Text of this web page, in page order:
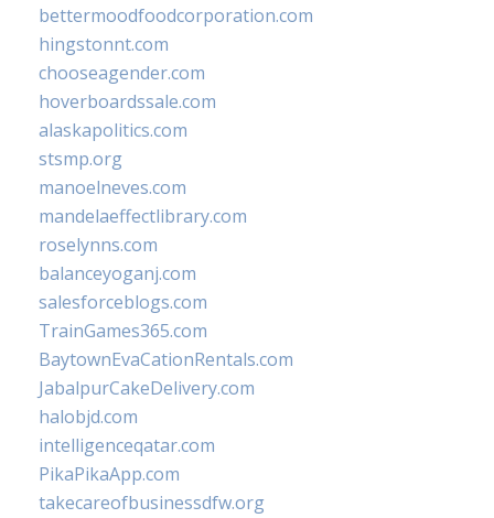
bettermoodfoodcorporation.com
hingstonnt.com
chooseagender.com
hoverboardssale.com
alaskapolitics.com
stsmp.org
manoelneves.com
mandelaeffectlibrary.com
roselynns.com
balanceyoganj.com
salesforceblogs.com
TrainGames365.com
BaytownEvaCationRentals.com
JabalpurCakeDelivery.com
halobjd.com
intelligenceqatar.com
PikaPikaApp.com
takecareofbusinessdfw.org